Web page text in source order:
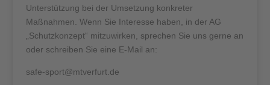
Unterstützung bei der Umsetzung konkreter
Maßnahmen. Wenn Sie Interesse haben, in der AG
„Schutzkonzept“ mitzuwirken, sprechen Sie uns gerne an
oder schreiben Sie eine E-Mail an:
safe-sport@mtverfurt.de